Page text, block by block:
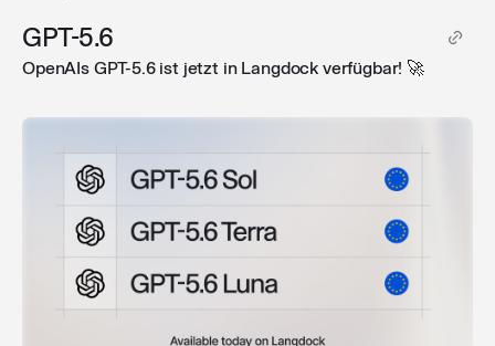
GPT-5.6
OpenAIs GPT-5.6 ist jetzt in Langdock verfügbar! 🚀